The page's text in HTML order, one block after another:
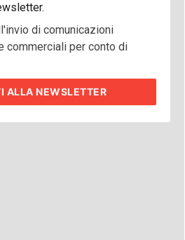
di comunicazioni
commerciali per conto di
ALLA NEWSLETTER